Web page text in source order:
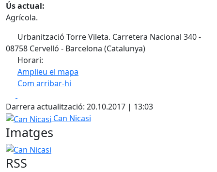
Ús actual:
Agrícola.
Urbanització Torre Vileta. Carretera Nacional 340 -
08758 Cervelló - Barcelona (Catalunya)
Horari:
Amplieu el mapa
Com arribar-hi
+
−
Darrera actualització: 20.10.2017 | 13:03
Can Nicasi
Can Nicasi
Imatges
Can Nicasi
RSS